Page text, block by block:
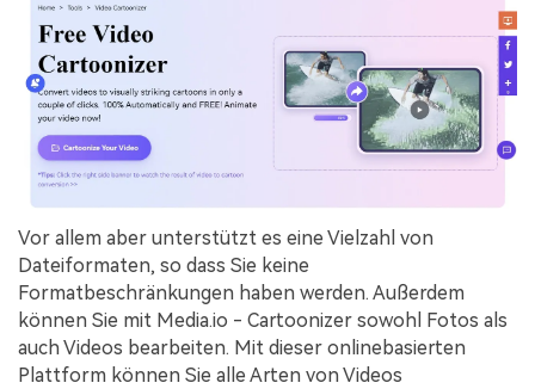
Vor allem aber unterstützt es eine Vielzahl von
Dateiformaten, so dass Sie keine
Formatbeschränkungen haben werden. Außerdem
können Sie mit Media.io - Cartoonizer sowohl Fotos als
auch Videos bearbeiten. Mit dieser onlinebasierten
Plattform können Sie alle Arten von Videos